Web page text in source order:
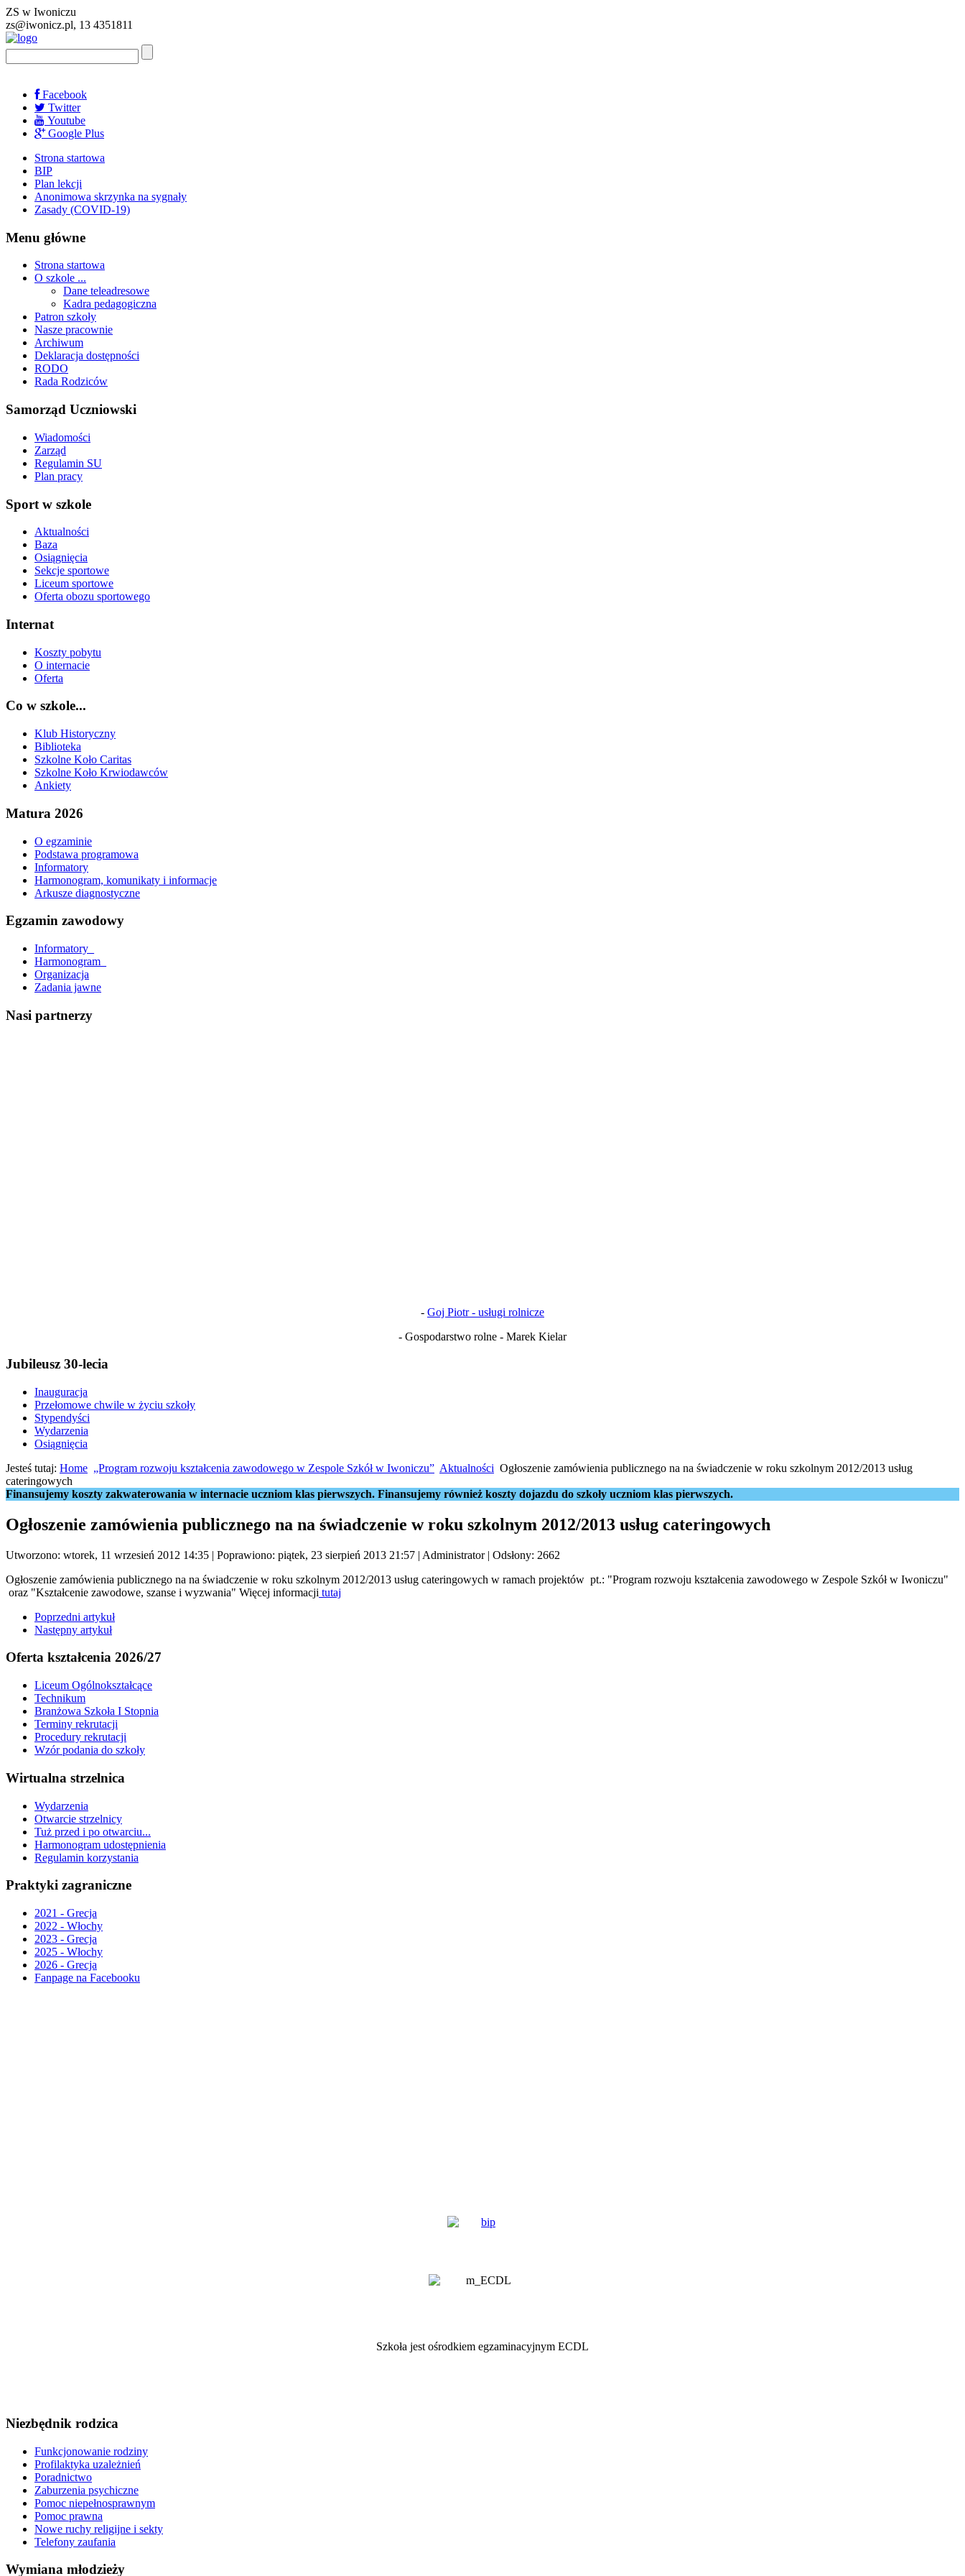
ZS w Iwoniczu
zs@iwonicz.pl, 13 4351811
Facebook
Twitter
Youtube
Google Plus
Strona startowa
BIP
Plan lekcji
Anonimowa skrzynka na sygnały
Zasady (COVID-19)
Menu główne
Strona startowa
O szkole ...
Dane teleadresowe
Kadra pedagogiczna
Patron szkoły
Nasze pracownie
Archiwum
Deklaracja dostępności
RODO
Rada Rodziców
Samorząd Uczniowski
Wiadomości
Zarząd
Regulamin SU
Plan pracy
Sport w szkole
Aktualności
Baza
Osiągnięcia
Sekcje sportowe
Liceum sportowe
Oferta obozu sportowego
Internat
Koszty pobytu
O internacie
Oferta
Co w szkole...
Klub Historyczny
Biblioteka
Szkolne Koło Caritas
Szkolne Koło Krwiodawców
Ankiety
Matura 2026
O egzaminie
Podstawa programowa
Informatory
Harmonogram, komunikaty i informacje
Arkusze diagnostyczne
Egzamin zawodowy
Informatory_
Harmonogram_
Organizacja
Zadania jawne
Nasi partnerzy
- Goj Piotr - usługi rolnicze
- Gospodarstwo rolne - Marek Kielar
Jubileusz 30-lecia
Inauguracja
Przełomowe chwile w życiu szkoły
Stypendyści
Wydarzenia
Osiągnięcia
Jesteś tutaj: Home „Program rozwoju kształcenia zawodowego w Zespole Szkół w Iwoniczu” Aktualności Ogłoszenie zamówienia publicznego na na świadczenie w roku szkolnym 2012/2013 usług
cateringowych
Finansujemy koszty zakwaterowania w internacie uczniom klas pierwszych. Finansujemy również koszty dojazdu do szkoły uczniom klas pierwszych.
Ogłoszenie zamówienia publicznego na na świadczenie w roku szkolnym 2012/2013 usług cateringowych
Utworzono: wtorek, 11 wrzesień 2012 14:35 | Poprawiono: piątek, 23 sierpień 2013 21:57 | Administrator| Odsłony: 2662
Ogłoszenie zamówienia publicznego na na świadczenie w roku szkolnym 2012/2013 usług cateringowych w ramach projektów pt.: "Program rozwoju kształcenia zawodowego w Zespole Szkół w Iwoniczu"
oraz "Kształcenie zawodowe, szanse i wyzwania" Więcej informacji tutaj
Poprzedni artykuł
Następny artykuł
Oferta kształcenia 2026/27
Liceum Ogólnokształcące
Technikum
Branżowa Szkoła I Stopnia
Terminy rekrutacji
Procedury rekrutacji
Wzór podania do szkoły
Wirtualna strzelnica
Wydarzenia
Otwarcie strzelnicy
Tuż przed i po otwarciu...
Harmonogram udostępnienia
Regulamin korzystania
Praktyki zagraniczne
2021 - Grecja
2022 - Włochy
2023 - Grecja
2025 - Włochy
2026 - Grecja
Fanpage na Facebooku
Szkoła jest ośrodkiem egzaminacyjnym ECDL
Niezbędnik rodzica
Funkcjonowanie rodziny
Profilaktyka uzależnień
Poradnictwo
Zaburzenia psychiczne
Pomoc niepełnosprawnym
Pomoc prawna
Nowe ruchy religijne i sekty
Telefony zaufania
Wymiana młodzieży